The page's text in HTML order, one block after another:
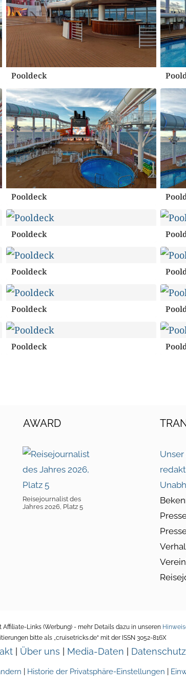
Pooldeck
Pooldeck
Pooldeck
Pooldeck
Pooldeck
Pooldeck
AWARD
Reisejournalist des
Jahres 2026, Platz 5
Links (Werbung) - mehr Details dazu in unseren
bitte als „cruisetricks.de“ mit der ISSN 3052-816X
| Über uns Media-Daten Datenschutz
Historie der Privatsphäre-Einstellungen